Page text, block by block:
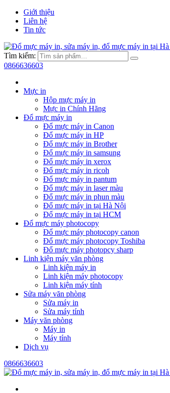
Giới thiệu
Liên hệ
Tin tức
Tìm kiếm:
0866636603
Mực in
Hộp mực máy in
Mực in Chính Hãng
Đổ mực máy in
Đổ mực máy in Canon
Đổ mực máy in HP
Đổ mực máy in Brother
Đổ mực máy in samsung
Đổ mực máy in xerox
Đổ mực máy in ricoh
Đổ mực máy in pantum
Đổ mực máy in laser màu
Đổ mực máy in phun màu
Đổ mực máy in tại Hà Nội
Đổ mực máy in tại HCM
Đổ mực máy photocopy
Đổ mực máy photocopy canon
Đổ mực máy photocopy Toshiba
Đổ mực máy photopcy sharp
Linh kiện máy văn phòng
Linh kiện máy in
Linh kiện máy photocopy
Linh kiện máy tính
Sửa máy văn phòng
Sửa máy in
Sửa máy tính
Máy văn phòng
Máy in
Máy tính
Dịch vụ
0866636603